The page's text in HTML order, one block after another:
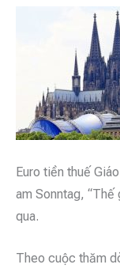
Euro tiền thuế
am Sonntag,
qua.
Theo cuộc thăm